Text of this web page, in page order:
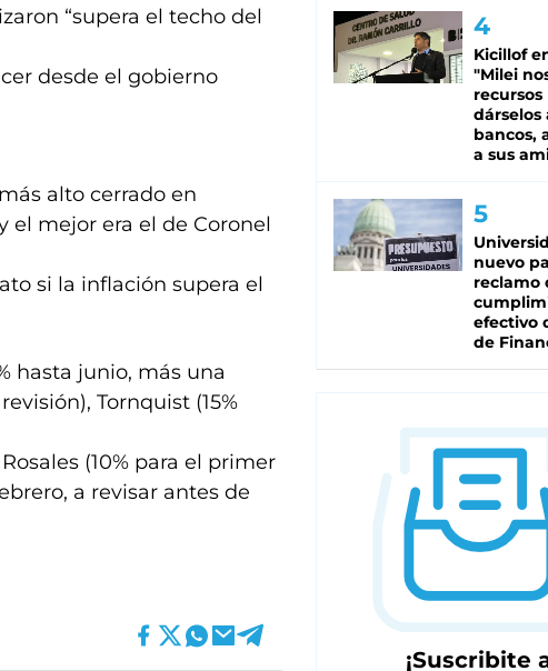
“supera el techo del
desde el gobierno
alto cerrado en
el mejor era el de Coronel
si la inflación supera el
hasta junio, más una
Tornquist (15%
(10% para el primer
a revisar antes de
Kicillof
"Milei
recursos
dárselos
bancos,
a sus
nuevo
reclamo
efectivo
de
¡Suscribite